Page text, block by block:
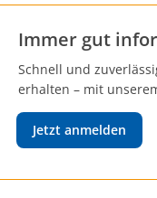
Immer gut
Schnell und
erhalten – mit
Jetzt anmelden